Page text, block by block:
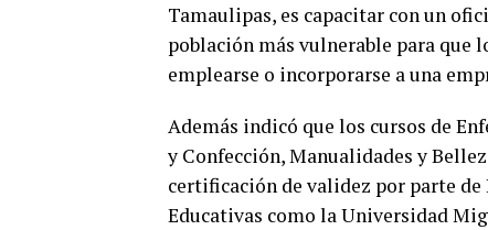
Tamaulipas, es capacitar con un
población más vulnerable para que
emplearse o incorporarse a una
Además indicó que los cursos de
y Confección, Manualidades y
certificación de validez por parte
Educativas como la Universidad